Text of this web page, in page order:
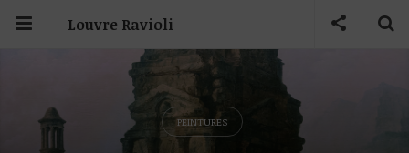
Louvre Ravioli
PEINTURES